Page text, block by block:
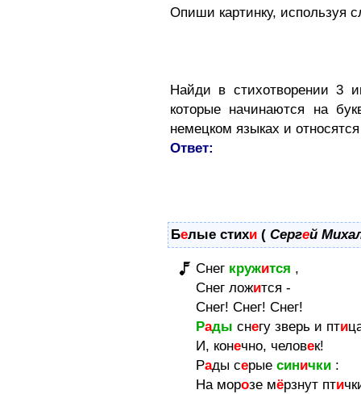
Опиши картинку, используя
Найди в стихотворении 3
которые начинаются на
немецком языках и
Ответ:
Белые стихи ( Сергей
Снег кружится ,
Снег ложится -
Снег! Снег! Снег!
Рады снегу зверь и пти
И, конечно, человек!
Рады серые синички :
На морозе мёрзнут пти